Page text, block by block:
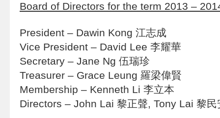
Board of Directors for the term 2013 –
President – Dawin Kong 江志成
Vice President – David Lee 李耀華
Secretary – Jane Ng 伍瑞珍
Treasurer – Grace Leung 羅梁偉賢
Membership – Kenneth Li 李立本
Directors – John Lai 黎正聲, Tony Lai 黎民